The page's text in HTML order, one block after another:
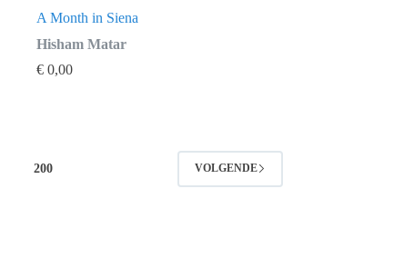
A Month in Siena
Hisham Matar
€ 0,00
200 VOLGENDE